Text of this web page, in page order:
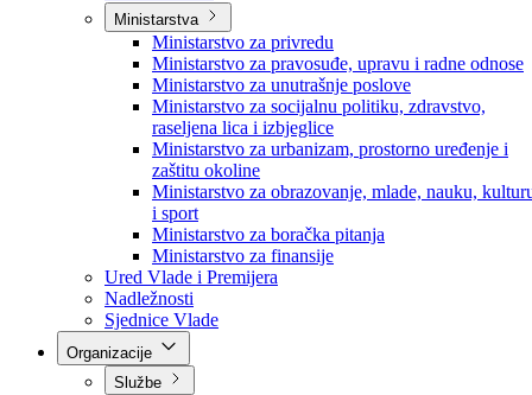
Vlada BPK Goražde
Premijer
Članovi Vlade
Ministarstva
Ministarstvo za privredu
Ministarstvo za pravosuđe, upravu i radne odnose
Ministarstvo za unutrašnje poslove
Ministarstvo za socijalnu politiku, zdravstvo,
raseljena lica i izbjeglice
Ministarstvo za urbanizam, prostorno uređenje i
zaštitu okoline
Ministarstvo za obrazovanje, mlade, nauku,
i sport
Ministarstvo za boračka pitanja
Ministarstvo za finansije
Ured Vlade i Premijera
Nadležnosti
Sjednice Vlade